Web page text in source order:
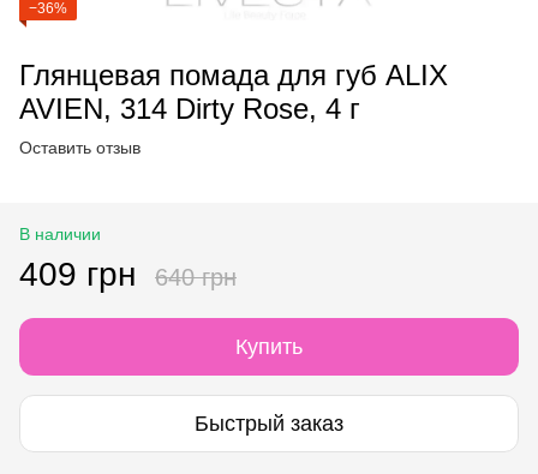
−36%
Глянцевая помада для губ ALIX
AVIEN, 314 Dirty Rose, 4 г
Оставить отзыв
В наличии
409 грн 640 грн
Купить
Быстрый заказ